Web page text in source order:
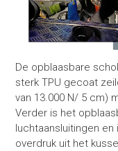
De opblaasbare
sterk TPU gecoat
van 13.000 N/ 5 cm)
Verder is het
luchtaansluitingen
overdruk uit het